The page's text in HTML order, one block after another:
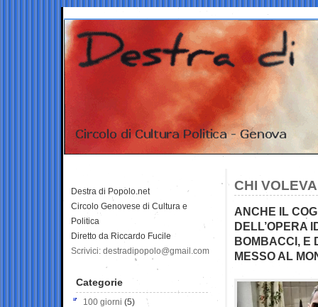
CHI
ANCHE IL
DELL’OPERA
BOMBACCI, E
MESSO AL
Destra di Popolo.net
Circolo Genovese di Cultura e
Politica
Diretto da Riccardo Fucile
Scrivici: destradipopolo@gmail.com
Categorie
100 giorni (5)